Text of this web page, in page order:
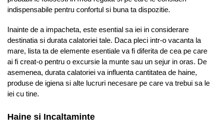
indispensabile pentru confortul si buna ta dispozitie.
Inainte de a impacheta, este esential sa iei in considerare
destinatia si durata calatoriei tale. Daca pleci intr-o vacanta la
mare, lista ta de elemente esentiale va fi diferita de cea pe care
ai fi creat-o pentru o excursie la munte sau un sejur in oras. De
asemenea, durata calatoriei va influenta cantitatea de haine,
produse de igiena si alte lucruri necesare pe care va trebui sa le
iei cu tine.
Haine si Incaltaminte